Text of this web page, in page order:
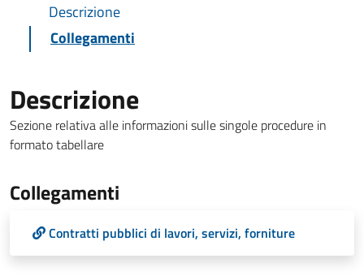
Descrizione
Collegamenti
Descrizione
Sezione relativa alle informazioni sulle singole procedure in
formato tabellare
Collegamenti
Contratti pubblici di lavori, servizi, forniture